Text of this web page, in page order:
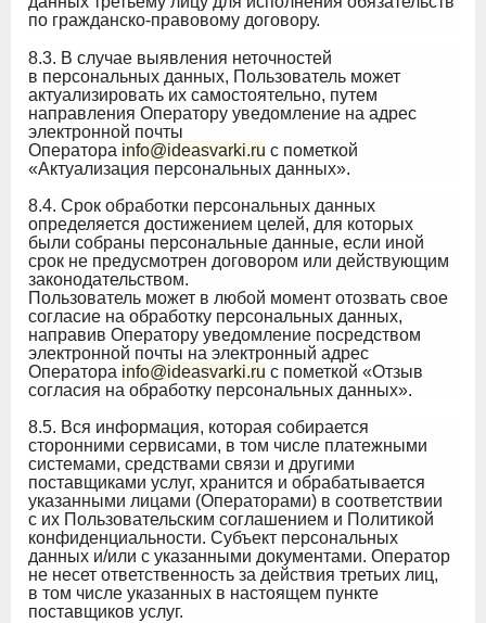
по гражданско-правовому договору.
8.3. В случае выявления неточностей
в персональных данных, Пользователь может
актуализировать их самостоятельно, путем
направления Оператору уведомление на адрес
электронной почты
Оператора info@ideasvarki.ru с пометкой
«Актуализация персональных данных».
8.4. Срок обработки персональных данных
определяется достижением целей, для которых
были собраны персональные данные, если иной
срок не предусмотрен договором или действующим
законодательством.
Пользователь может в любой момент отозвать свое
согласие на обработку персональных данных,
направив Оператору уведомление посредством
электронной почты на электронный адрес
Оператора info@ideasvarki.ru с пометкой «Отзыв
согласия на обработку персональных данных».
8.5. Вся информация, которая собирается
сторонними сервисами, в том числе платежными
системами, средствами связи и другими
поставщиками услуг, хранится и обрабатывается
указанными лицами (Операторами) в соответствии
с их Пользовательским соглашением и Политикой
конфиденциальности. Субъект персональных
данных и/или с указанными документами. Оператор
не несет ответственность за действия третьих лиц,
в том числе указанных в настоящем пункте
поставщиков услуг.